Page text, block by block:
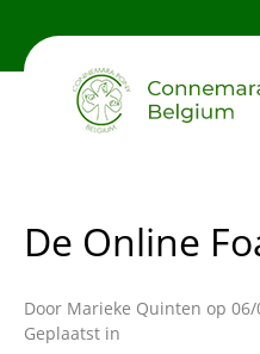
naar
De Online
Door Marieke Quinten op
Geplaatst in